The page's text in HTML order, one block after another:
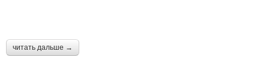
читать дальше →